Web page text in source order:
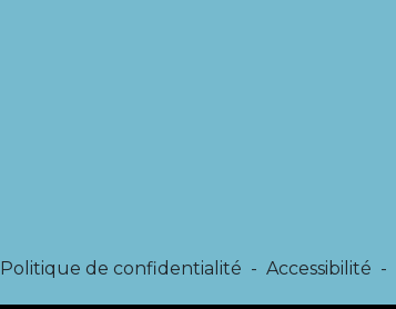
Politique de confidentialité - Accessibilité -